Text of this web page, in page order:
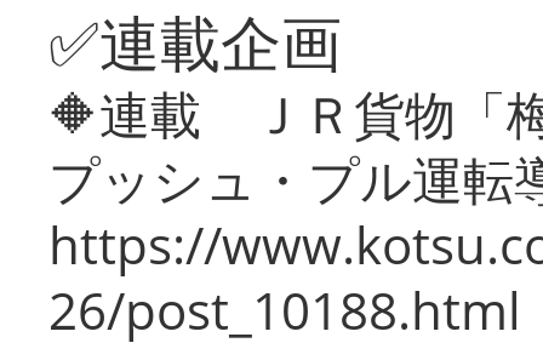
✅連載企画
🔶連載 ＪＲ貨物「
プッシュ・プル運転
https://
26/post_10188.html